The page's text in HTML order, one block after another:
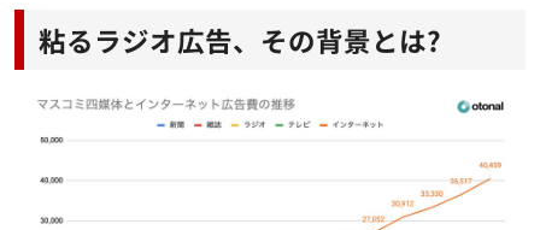
粘るラジオ広告、その背景とは?